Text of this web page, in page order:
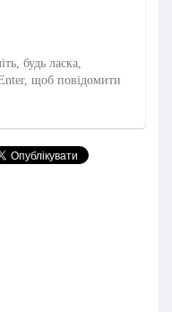
будь ласка,
щоб повідомити